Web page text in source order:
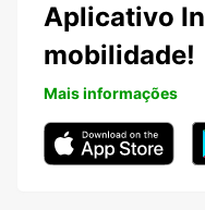
Aplicativo
mobilidade!
Mais informações